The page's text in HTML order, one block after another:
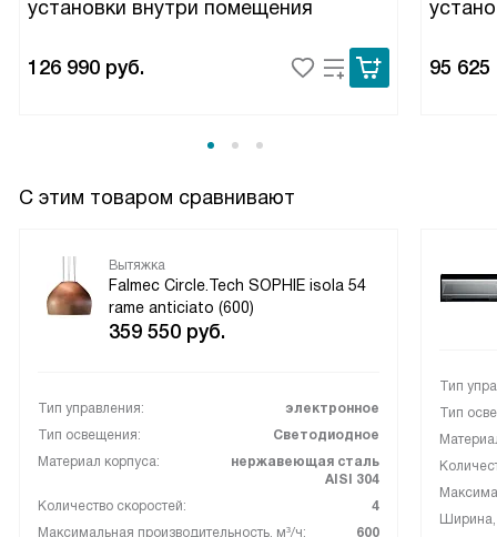
пачкается сильно, а периметральное всасывание
очищается, чем у старой модели у подруги.
установки внутри помещения
126 990 руб. 95 625
С этим товаром сравнивают
Вытяжка
Falmec Circle.Tech SOPHIE isola 54
rame anticiato (600)
359 550 руб.
Тип управления:
электронное
Тип освещения:
Светодиодное
Материал корпуса:
нержавеющая сталь
AISI 304
Количество скоростей:
4
Максимальная производительность, м³/ч:
600
Тип
Тип